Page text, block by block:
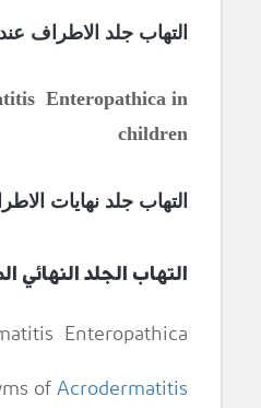
التهاب جلد الاطراف
Enteropathica in
children
التهاب جلد نهايات
التهاب الجلد النهائي
Enteropathica
ofAcrodermatitis